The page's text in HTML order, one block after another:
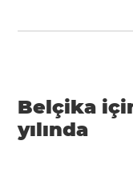
Belçika
yılında